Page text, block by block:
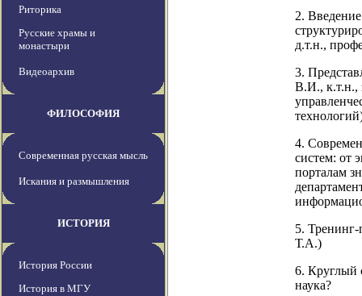
Риторика
Русские храмы и
монастыри
Видеоархив
ФИЛОСОФИЯ
Современная русская мысль
Искания и размышления
ИСТОРИЯ
История России
История в МГУ
2.
д.т.н.,
3.
В.И., к.т.н.,
4.
систем: от
порталам
5.
Т.А.)
6. Круглый
наука?